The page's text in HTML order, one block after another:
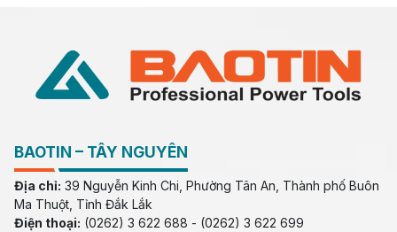
BAOTIN – TÂY NGUYÊN
Địa chỉ: 39 Nguyễn Kinh Chi, Phường Tân An, Thành phố Buôn
Ma Thuột, Tỉnh Đắk Lắk
Điện thoại: (0262) 3 622 688 - (0262) 3 622 699